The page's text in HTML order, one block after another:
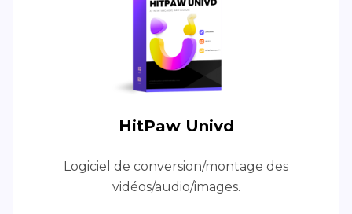
HitPaw Univd
Logiciel de conversion/montage des
vidéos/audio/images.